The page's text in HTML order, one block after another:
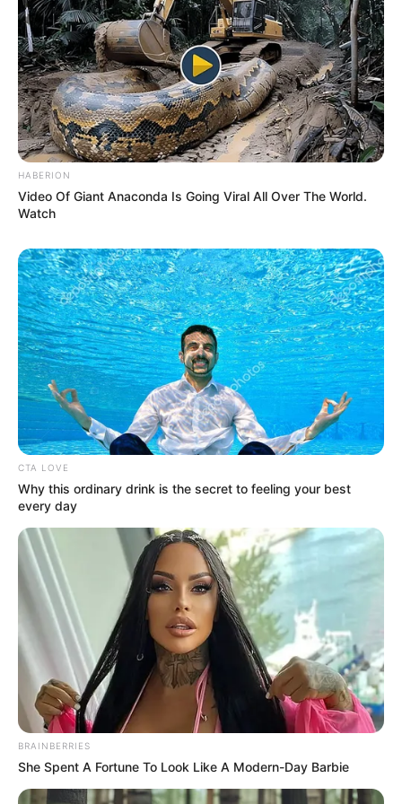
Keluarga
Ayah: –
Ibu: –
Saudara Laki-laki: –
Saudara Perempuan: –
Pacar
Kekayaan
Tidak diketahui pasti berapa total kekayaan Ikram Rizal,
kekayaannya berasal dari kariernya sebagai TikToker dan
selebgram.
Kontroversi
–
HABERION
Video Of Giant Anaconda Is Going Viral All Over The World.
Watch
CTA LOVE
Why this ordinary drink is the secret to feeling your best
every day
BRAINBERRIES
She Spent A Fortune To Look Like A Modern-Day Barbie